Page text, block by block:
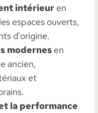
intérieur en
espaces ouverts,
d’origine.
modernes en
ancien,
et
la performance